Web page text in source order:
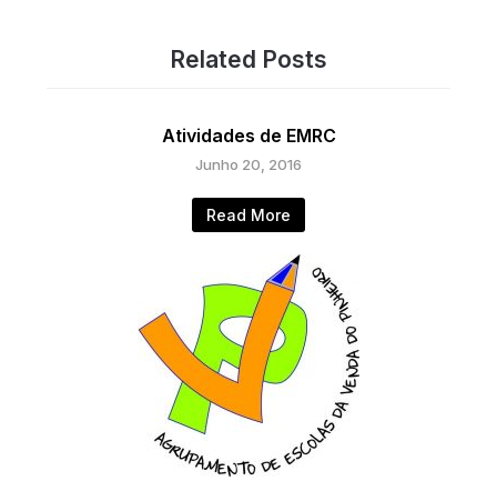
Related Posts
Atividades de EMRC
Junho 20, 2016
Read More